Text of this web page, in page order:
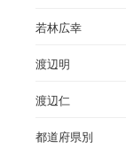
若林広幸
渡辺明
渡辺仁
都道府県別